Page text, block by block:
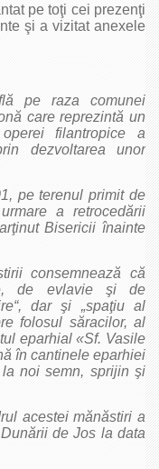
pe toţi cei prezenţi
şi a vizitat anexele
pe raza comunei
care reprezintă un
filantropice a
dezvoltarea unor
pe terenul primit de
a retrocedării
Bisericii înainte
consemnează că
de evlavie şi de
dar şi „spaţiu al
folosul săracilor, al
eparhial «Sf. Vasile
în cantinele eparhiei
noi semn, sprijin şi
acestei mănăstiri a
de Jos la data